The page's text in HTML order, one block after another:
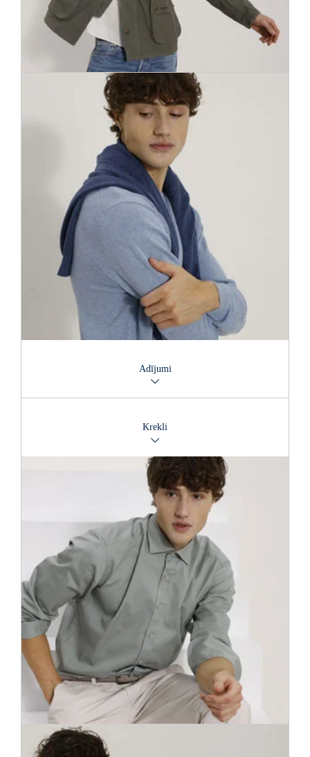
Pareizā jaka īstajam gadījumam – ērta un praktiska. Baikera
stila jaka, viegla virsjaka, bomberjaka vai parka – laipni lūgti
Adījumi
mohēra, uzsver personības individualitāti. Stilīga un ikdienai
Krekli
150 000 kreklu visos iespējamajos stilos – no pieguloša līdz
komfortabli platam. Izvēloties pareizo modeli, vienmēr